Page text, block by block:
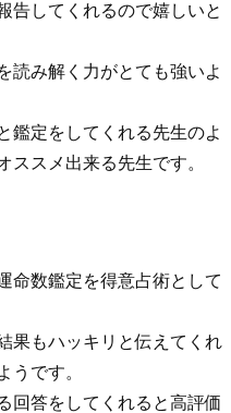
告してくれるので嬉しいと
読み解く力がとても強いよ
鑑定をしてくれる先生のよ
ススメ出来る先生です。
命数鑑定を得意占術として
果もハッキリと伝えてくれ
うです。
回答をしてくれると高評価